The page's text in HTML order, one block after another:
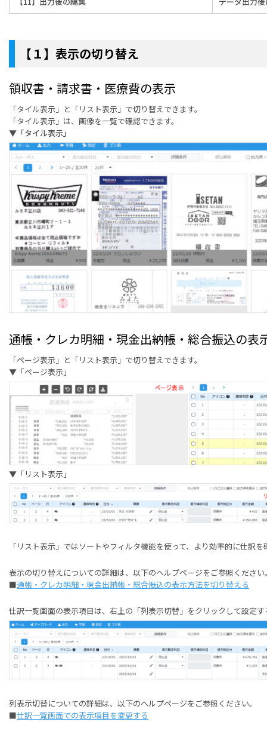
【１】表示の切り替え
領収書・請求書・医療費の表示
「タイル表示」と「リスト表示」で切り替えできます。
「タイル表示」は、画像を一覧で確認できます。
▼「タイル表示」
通帳・クレカ明細・現金出納帳・総合振込の表
「ページ表示」と「リスト表示」で切り替えできます。
▼「ページ表示」
▼「リスト表示」
「リスト表示」ではソートやフィルタ機能を使って、より効率的に仕訳を
表示の切り替えについての詳細は、以下のヘルプページをご参照ください
■通帳・クレカ明細・現金出納帳・総合振込の表示方法を切り替える
仕訳一覧画面の表示項目は、右上の「列表示切替」をクリックして設定
列表示切替についての詳細は、以下のヘルプページをご参照ください。
■仕訳一覧画面での表示項目を変更する